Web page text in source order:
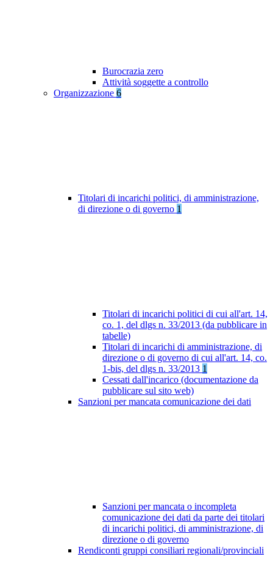
Burocrazia zero
Attività soggette a controllo
Organizzazione 6
Titolari di incarichi politici, di amministrazione,
di direzione o di governo 1
Titolari di incarichi politici di cui all'art. 14,
co. 1, del dlgs n. 33/2013 (da pubblicare in
tabelle)
Titolari di incarichi di amministrazione, di
direzione o di governo di cui all'art. 14, co.
1-bis, del dlgs n. 33/2013 1
Cessati dall'incarico (documentazione da
pubblicare sul sito web)
Sanzioni per mancata comunicazione dei dati
Sanzioni per mancata o incompleta
comunicazione dei dati da parte dei titolari
di incarichi politici, di amministrazione, di
direzione o di governo
Rendiconti gruppi consiliari regionali/provinciali